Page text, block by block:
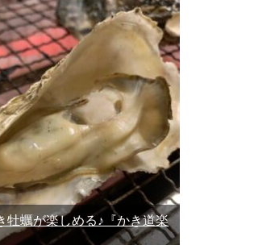
牡蠣が楽しめる♪『かき道楽